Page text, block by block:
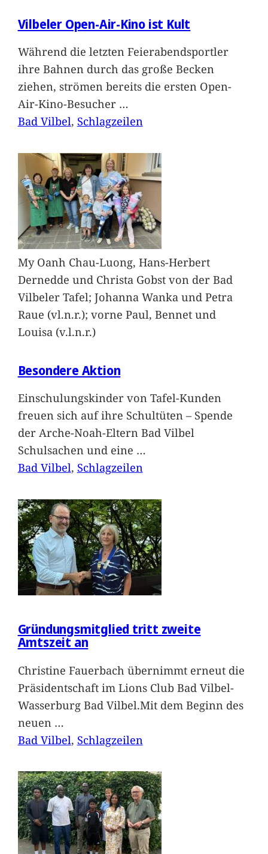
Vilbeler Open-Air-Kino ist Kult
Während die letzten Feierabendsportler
ihre Bahnen durch das große Becken
ziehen, strömen bereits die ersten Open-
Air-Kino-Besucher …
Bad Vilbel, Schlagzeilen
My Oanh Chau-Luong, Hans-Herbert
Dernedde und Christa Gobst von der Bad
Vilbeler Tafel; Johanna Wanka und Petra
Raue (vl.n.r.); vorne Paul, Bennet und
Louisa (v.l.n.r.)
Besondere Aktion
Einschulungskinder von Tafel-Kunden
freuen sich auf ihre Schultüten – Spende
der Arche-Noah-Eltern Bad Vilbel
Schulsachen und eine …
Bad Vilbel, Schlagzeilen
Gründungsmitglied tritt zweite
Amtszeit an
Christine Fauerbach übernimmt erneut die
Präsidentschaft im Lions Club Bad Vilbel-
Wasserburg Bad Vilbel.Mit dem Beginn des
neuen …
Bad Vilbel, Schlagzeilen